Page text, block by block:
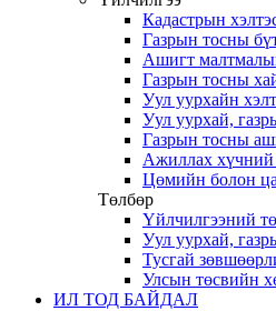
Кадастрын
Газрын тосны
Ашигт
Газрын тосны
Уул уурхайн
Уул уурхай,
Газрын тосны
Ажиллах хүчний
Цөмийн болон
Төлбөр
Үйлчилгээний
Уул уурхай,
Тусгай
Улсын төсвийн
ИЛ ТОД БАЙДАЛ